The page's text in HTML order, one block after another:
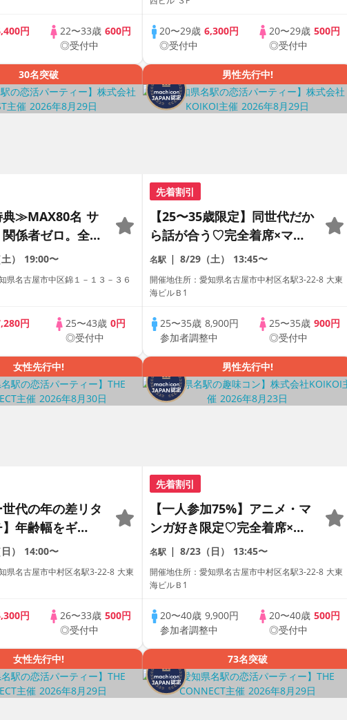
円
22〜33歳 600円
◎受付中
20〜29歳6,300円
◎受付中
20〜29歳500円
◎受付中
30名突破
≫MAX80名 サ
係者ゼロ。全員
プレミアビッグ
） 19:00〜
県名古屋市中区錦１－１３－３６
円
25〜43歳 0円
◎受付中
男性先行中!
先着割引
【25〜35歳限定】同世代だか
ら話が合う♡完全着席×マッ
チングゲーム付きマッチング
コン
名駅 8/29（土） 13:45〜
開催地住所：愛知県名古屋市中村区名駅3-22-8 大東
海ビルＢ1
25〜35歳 8,900円
参加者調整中
25〜35歳900円
◎受付中
女性先行中!
世代の年の差リタ
年齢幅をギ
ったアラサー限
人参加も多数】
き】【駅近】
） 14:00〜
県名古屋市中村区名駅3-22-8 大東
円
26〜33歳 500円
◎受付中
男性先行中!
先着割引
【一人参加75%】アニメ・マ
ンガ好き限定♡完全着席×マ
ッチングゲーム付きアニメコ
ン
名駅 8/23（日） 13:45〜
開催地住所：愛知県名古屋市中村区名駅3-22-8 大東
海ビルＢ1
20〜40歳 9,900円
参加者調整中
20〜40歳500円
◎受付中
女性先行中! 73名突破